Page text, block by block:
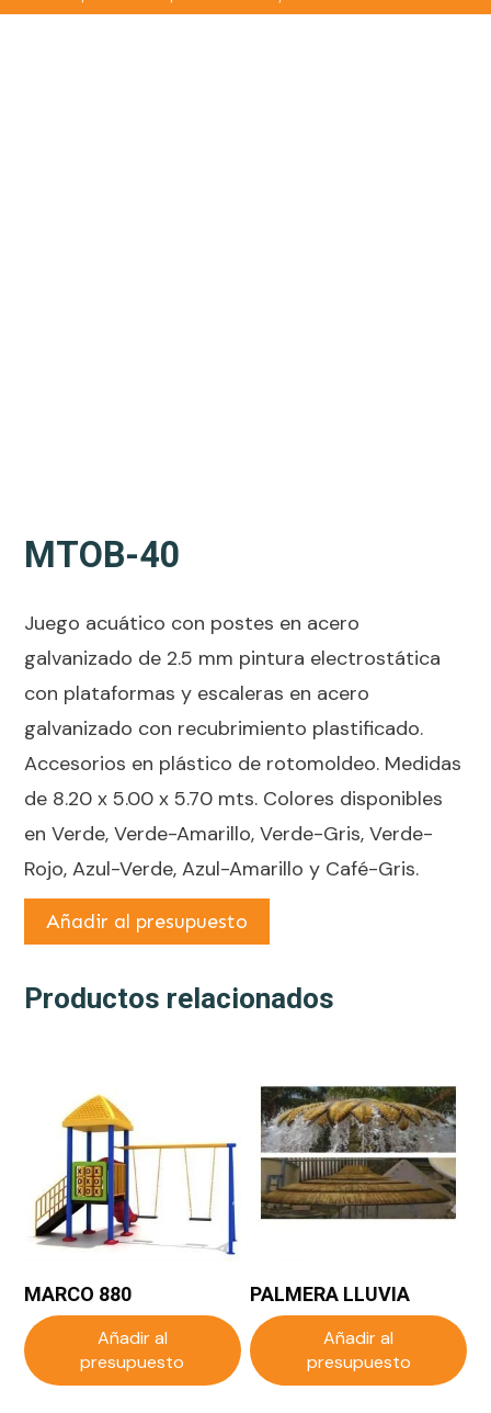
MTOB-40
Juego acuático con postes en acero
galvanizado de 2.5 mm pintura electrostática
con plataformas y escaleras en acero
galvanizado con recubrimiento plastificado.
Accesorios en plástico de rotomoldeo. Medidas
de 8.20 x 5.00 x 5.70 mts. Colores disponibles
en Verde, Verde-Amarillo, Verde-Gris, Verde-
Rojo, Azul-Verde, Azul-Amarillo y Café-Gris.
Añadir al presupuesto
Productos relacionados
MARCO 880
Añadir al
presupuesto
PALMERA LLUVIA
Añadir al
presupuesto